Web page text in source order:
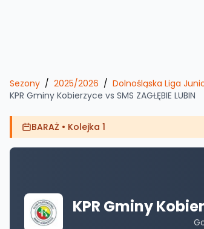
Sezony / 2025/2026 / Dolnośląska Liga
KPR Gminy Kobierzyce vs SMS ZAGŁĘBIE LUBIN
BARAŻ • Kolejka 1
KPR Gminy